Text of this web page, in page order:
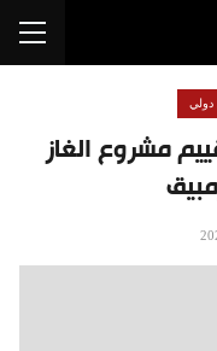
مشروع الغاز
دولي